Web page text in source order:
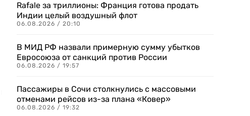
Rafale за триллионы: Франция готова продать
Индии целый воздушный флот
06.08.2026 / 20:10
В МИД РФ назвали примерную сумму убытков
Евросоюза от санкций против России
06.08.2026 / 19:57
Пассажиры в Сочи столкнулись с массовыми
отменами рейсов из-за плана «Ковер»
06.08.2026 / 19:32